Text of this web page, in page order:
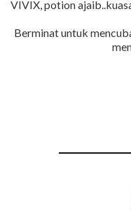
VIVIX, potion
Berminat untuk